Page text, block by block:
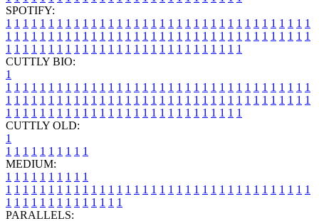
SPOTIFY:
1 1 1 1 1 1 1 1 1 1 1 1 1 1 1 1 1 1 1 1 1 1 1 1 1 1 1 1 1 1 1 1 1 1 1 1
1 1 1 1 1 1 1 1 1 1 1 1 1 1 1 1 1 1 1 1 1 1 1 1 1 1 1 1 1 1 1 1 1 1 1 1
1 1 1 1 1 1 1 1 1 1 1 1 1 1 1 1 1 1 1 1 1 1 1 1 1 1 1 1
CUTTLY BIO:
1
1 1 1 1 1 1 1 1 1 1 1 1 1 1 1 1 1 1 1 1 1 1 1 1 1 1 1 1 1 1 1 1 1 1 1 1
1 1 1 1 1 1 1 1 1 1 1 1 1 1 1 1 1 1 1 1 1 1 1 1 1 1 1 1 1 1 1 1 1 1 1 1
1 1 1 1 1 1 1 1 1 1 1 1 1 1 1 1 1 1 1 1 1 1 1 1 1 1 1 1
CUTTLY OLD:
1
1 1 1 1 1 1 1 1 1 1
MEDIUM:
1 1 1 1 1 1 1 1 1 1
1 1 1 1 1 1 1 1 1 1 1 1 1 1 1 1 1 1 1 1 1 1 1 1 1 1 1 1 1 1 1 1 1 1 1 1
1 1 1 1 1 1 1 1 1 1 1 1 1 1
PARALLELS: